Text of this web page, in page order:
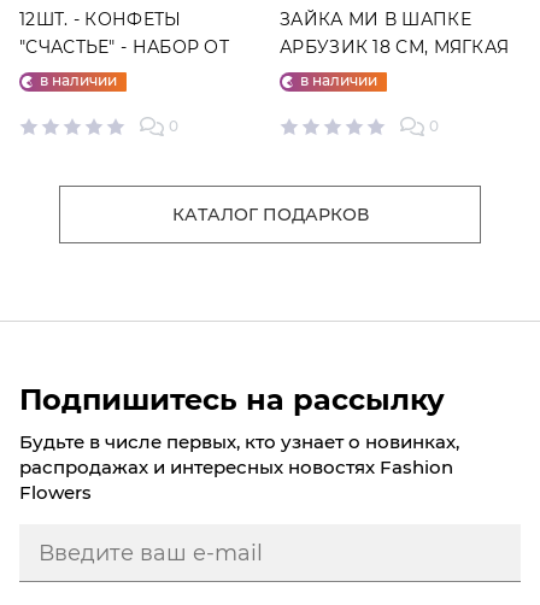
12ШТ. - КОНФЕТЫ
"СЧАСТЬЕ" - НАБОР ОТ
"ФАБРИКИ СЧАСТЬЕ"
в наличии
0
ЗАЙКА МИ В ШАПКЕ
АРБУЗИК 18 СМ, МЯГКАЯ
ИГРУШКА
в наличии
0
КАТАЛОГ ПОДАРКОВ
Подпишитесь на рассылку
Будьте в числе первых, кто узнает о новинках,
распродажах и интересных новостях Fashion
Flowers